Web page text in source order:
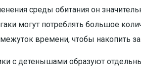
среды обитания он
могут потреблять большое
времени, чтобы накопить
с детенышами образуют